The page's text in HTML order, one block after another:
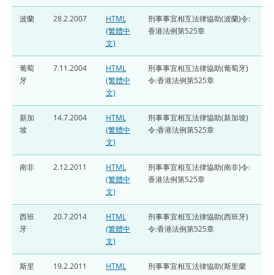
波蘭 28.2.2007
HTML
(繁體中
文)
刑事事宜相互法律協助(波蘭)令:
香港法例第525章
葡萄
牙
7.11.2004
HTML
(繁體中
文)
刑事事宜相互法律協助(葡萄牙)
令:香港法例第525章
新加
坡
14.7.2004
HTML
(繁體中
文)
刑事事宜相互法律協助(新加坡)
令:香港法例第525章
南非 2.12.2011
HTML
(繁體中
文)
刑事事宜相互法律協助(南非)令:
香港法例第525章
西班
牙
20.7.2014
HTML
(繁體中
文)
刑事事宜相互法律協助(西班牙)
令:香港法例第525章
斯里
19.2.2011
HTML
刑事事宜相互法律協助(斯里蘭